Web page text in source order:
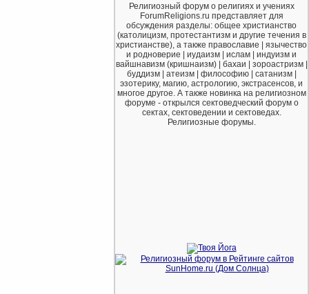
Религиозный форум о религиях и учениях
ForumReligions.ru представляет для
обсуждения разделы: общее христианство
(католицизм, протестантизм и другие течения в
христианстве), а также православие | язычество
и родноверие | иудаизм | ислам | индуизм и
вайшнавизм (кришнаизм) | бахаи | зороастризм |
буддизм | атеизм | философию | сатанизм |
эзотерику, магию, астрологию, экстрасенсов, и
многое другое. А также новинка на религиозном
форуме - открылся сектоведческий форум о
сектах, сектоведении и сектоведах.
Религиозные форумы.